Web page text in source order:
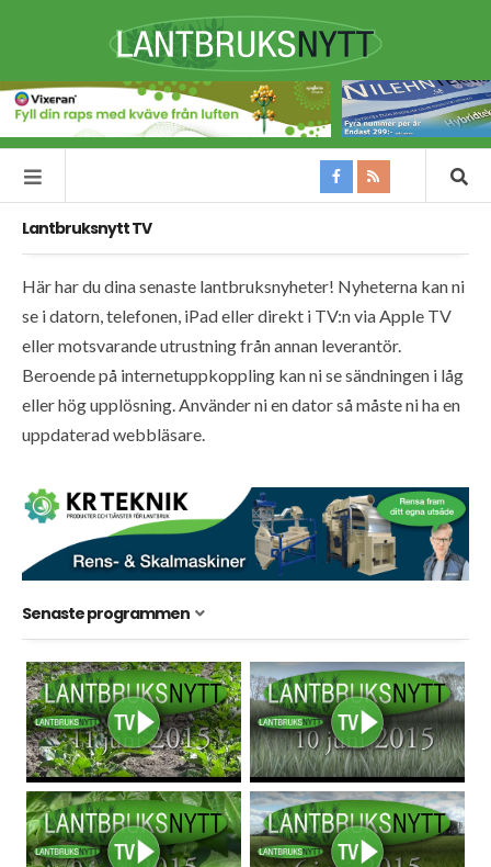
Lantbruksnytt TV
Här har du dina senaste lantbruksnyheter! Nyheterna kan ni
se i datorn, telefonen, iPad eller direkt i TV:n via Apple TV
eller motsvarande utrustning från annan leverantör.
Beroende på internetuppkoppling kan ni se sändningen i låg
eller hög upplösning. Använder ni en dator så måste ni ha en
uppdaterad webbläsare.
Senaste programmen